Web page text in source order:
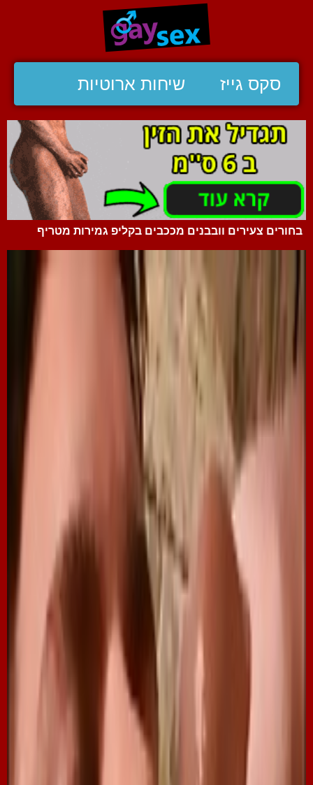
סקס גייז שיחות ארוטיות
בחורים צעירים וובבנים מככבים בקליפ גמירות מטריף